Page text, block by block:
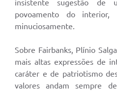
insistente sugestão de
povoamento do
minuciosamente.
Sobre Fairbanks, Plínio
mais altas expressões de
caráter e de patriotismo
valores andam sempre